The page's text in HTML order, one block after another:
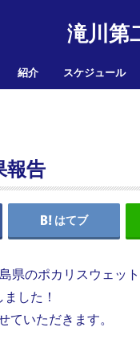
滝川第
紹介 スケジュール
告
はてブ
県のポカリスウェッ
した！
ていただきます。